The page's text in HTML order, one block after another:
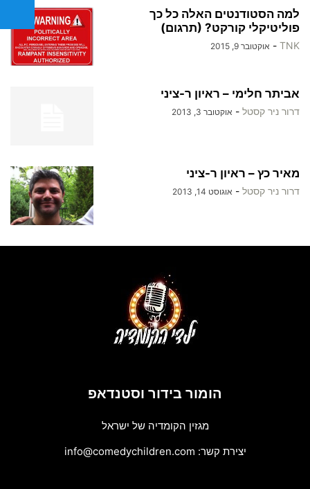
למה הסטודנטים האלה כל כך
פוליטיקלי קורקט? (תרגום)
TNK
- אוקטובר 9, 2015
אביתר חלימי – ראיון ר-ציני
דרור ניר קסטל - אוקטובר 3, 2013
מאיר כץ – ראיון ר-ציני
דרור ניר קסטל - אוגוסט 14, 2013
הומור בידור וסטנדאפ
מגזין הקומדיה של ישראל
יצירת קשר: info@comedychildren.com